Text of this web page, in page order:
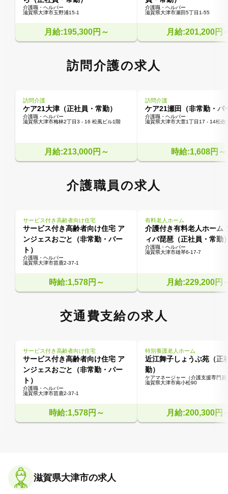
介護職・ヘルパー
滋賀県大津市玉野浦15-1
月給:195,300円～
介護職・ヘルパー
滋賀県大津市瀬田5丁目1-55
月給:201,200円
訪問介護の求人
訪問介護
ケア21大津（正社員・常勤）
介護職・ヘルパー
滋賀県大津市梅林2丁目3 - 16 松風ビル1階
月給:213,000円～
訪問介護
ケア21瀬田（非常勤・パ
介護職・ヘルパー
滋賀県大津市大萱1丁目17 - 14松政
時給:1,608円～
介護職員の求人
サービス付き高齢者向け住宅
サービス付き高齢者向け住宅 ア
ンジェスおごと（非常勤・パー
ト）
介護職・ヘルパー
滋賀県大津市苗鹿2-37-1
時給:1,578円～
有料老人ホーム
介護付き有料老人ホーム
ィバ琵琶（正社員・常勤
介護職・ヘルパー
滋賀県大津市雄琴6-17-7
月給:229,200円
交通費支給の求人
サービス付き高齢者向け住宅
サービス付き高齢者向け住宅 ア
ンジェスおごと（非常勤・パー
ト）
介護職・ヘルパー
滋賀県大津市苗鹿2-37-1
時給:1,578円～
特別養護老人ホーム
近江舞子しょうぶ苑（正
勤）
ケアマネージャー（介護支援専門員
滋賀県大津市南小松90
月給:200,300円
滋賀県大津市の求人